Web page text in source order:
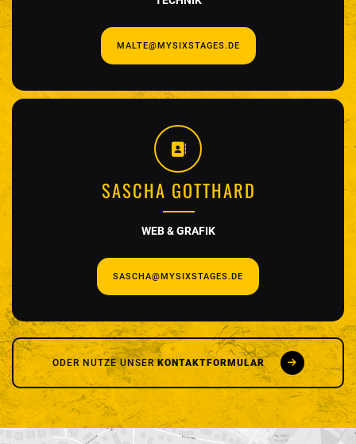
MALTE@MYSIXSTAGES.DE
SASCHA GOTTHARD
WEB & GRAFIK
SASCHA@MYSIXSTAGES.DE
ODER NUTZE UNSERKONTAKTFORMULAR